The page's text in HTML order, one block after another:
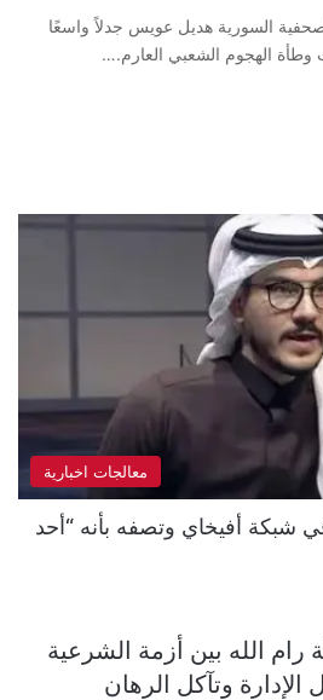
السورية هديل عويس جدلاً واسعًا
الهجوم الشعبي العارم.…
معالجات اخبارية
شبكة أفيخاي وتصفه بأنه “أحد
الله بين أزمة الشرعية
وتآكل الرهان